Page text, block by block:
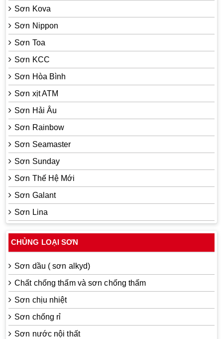
Sơn Kova
Sơn Nippon
Sơn Toa
Sơn KCC
Sơn Hòa Bình
Sơn xịt ATM
Sơn Hải Âu
Sơn Rainbow
Sơn Seamaster
Sơn Sunday
Sơn Thế Hệ Mới
Sơn Galant
Sơn Lina
CHỦNG LOẠI SƠN
Sơn dầu ( sơn alkyd)
Chất chống thấm và sơn chống thấm
Sơn chịu nhiệt
Sơn chống rỉ
Sơn nước nội thất